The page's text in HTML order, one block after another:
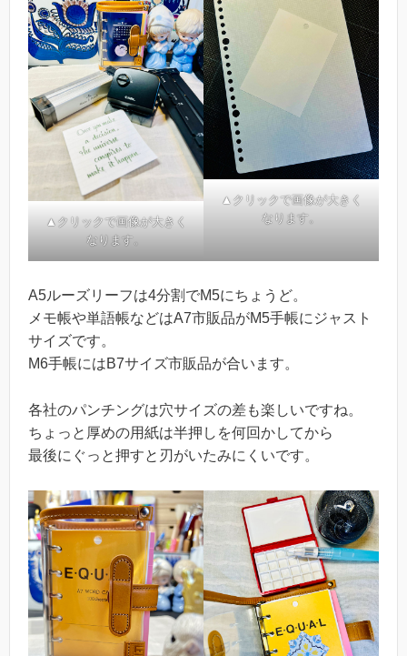
▲クリックで画像が大きく
なります。
▲クリックで画像が大きく
なります。
A5ルーズリーフは4分割でM5にちょうど。
メモ帳や単語帳などはA7市販品がM5手帳にジャスト
サイズです。
M6手帳にはB7サイズ市販品が合います。
各社のパンチングは穴サイズの差も楽しいですね。
ちょっと厚めの用紙は半押しを何回かしてから
最後にぐっと押すと刃がいたみにくいです。